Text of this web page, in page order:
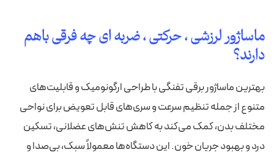
ماساژور لرزشی ، حرکتی ، ضربه ای چه فرقی باهم
دارند؟
بهترین ماساژور برقی تفنگی با طراحی ارگونومیک و قابلیت‌های
متنوع از جمله تنظیم سرعت و سری‌های قابل تعویض برای نواحی
مختلف بدن، کمک می‌کند به کاهش تنش‌های عضلانی، تسکین
درد و بهبود جریان خون. این دستگاه‌ها معمولاً سبک، بی‌صدا و